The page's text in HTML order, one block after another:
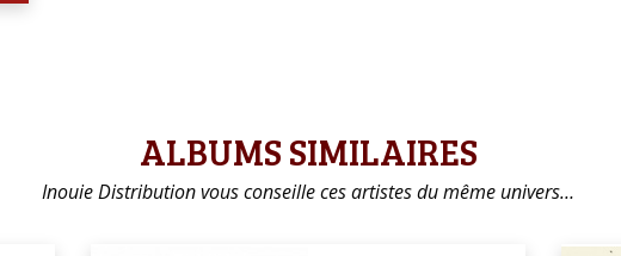
ALBUMS SIMILAIRES
Inouie Distribution vous conseille ces artistes du même univers…